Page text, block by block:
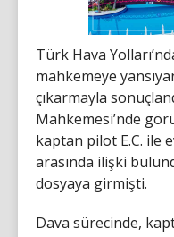
Türk Hava
mahkemeye
çıkarmayla
Mahkemesi’nde
kaptan pilot E.C. ile
arasında ilişki
dosyaya girmişti.
Dava sürecinde,